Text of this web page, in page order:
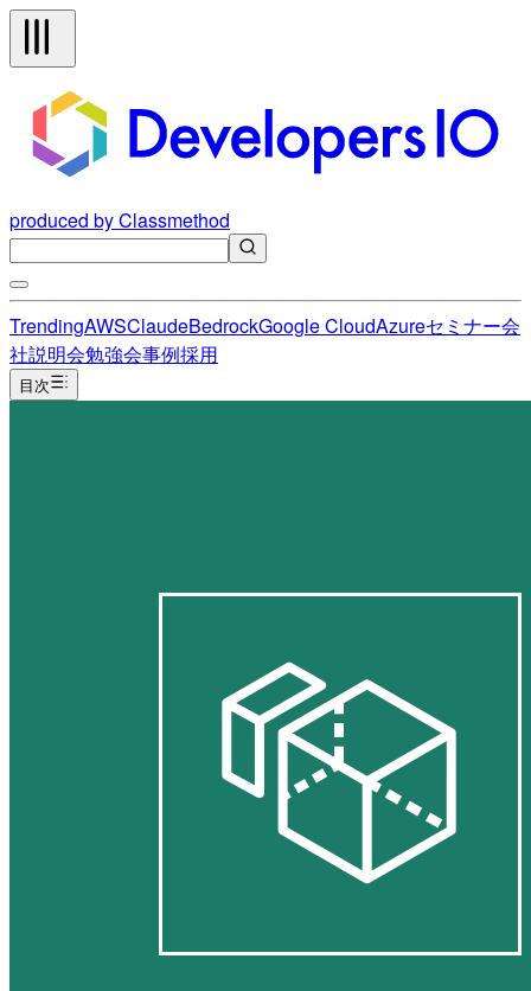
produced by Classmethod
TrendingAWSClaudeBedrockGoogle CloudAzureセミナー会
社説明会勉強会事例採用
目次